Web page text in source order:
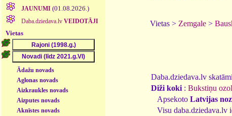
JAUNUMI (01.08.2026.)
Daba.dziedava.lv VEIDOTĀJI
Vietas
Ādažu novads
Aglonas novads
Aizkraukles novads
Aizputes novads
Aknīstes novads
Vietas > Zemgale >
Daba.dziedava.lv
Diži koki : Bukstiņu
Apsekoto Latvijas
Visu daba.dziedava.lv